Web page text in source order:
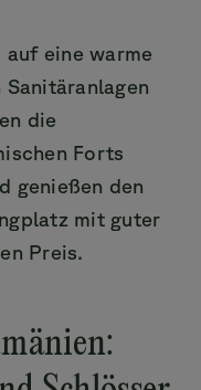
auf eine warme
Sanitäranlagen
die
Forts
genießen den
mit guter
Preis.